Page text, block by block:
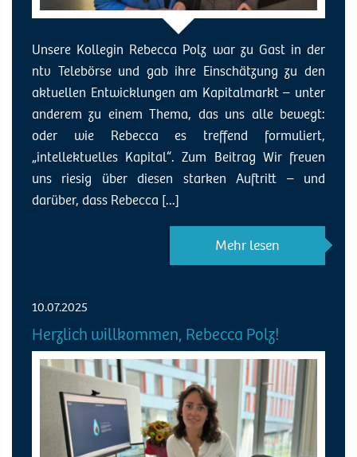
Unsere Kollegin Rebecca Polz war zu Gast in der
ntv Telebörse und gab ihre Einschätzung zu den
aktuellen Entwicklungen am Kapitalmarkt – unter
anderem zu einem Thema, das uns alle bewegt:
oder wie Rebecca es treffend formuliert,
„intellektuelles Kapital“. Zum Beitrag Wir freuen
uns riesig über diesen starken Auftritt – und
darüber, dass Rebecca [...]
Mehr lesen
10.07.2025
Herzlich willkommen, Rebecca Polz!